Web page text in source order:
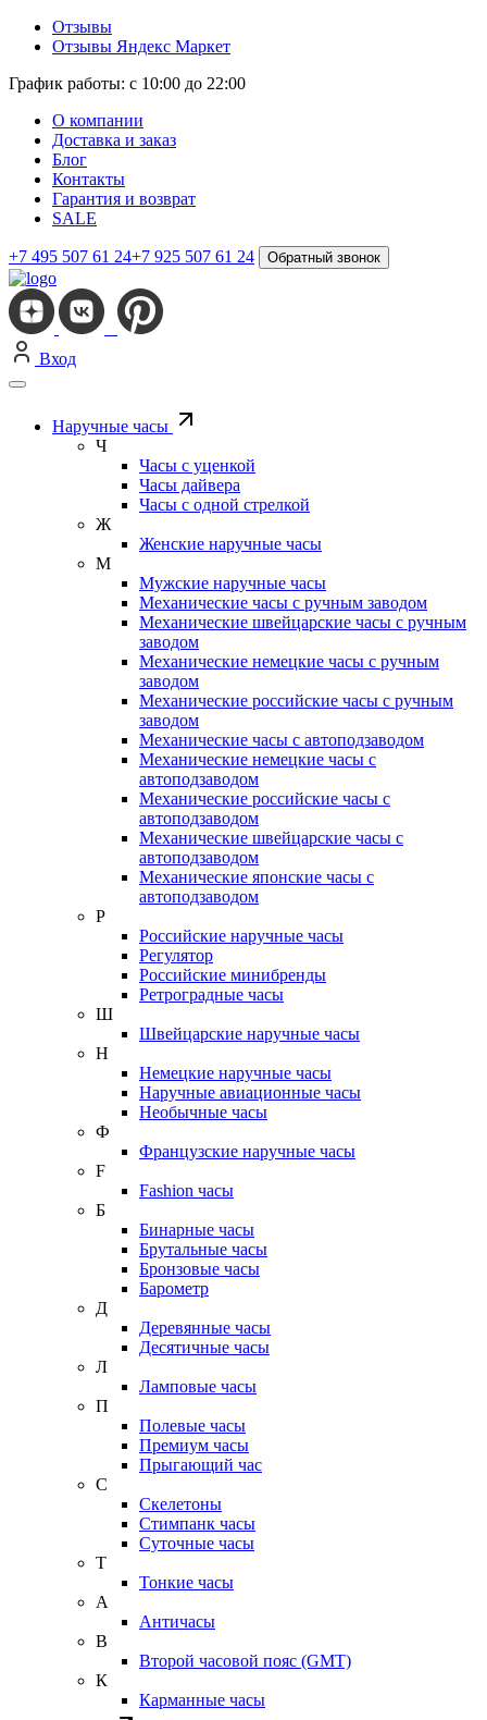
Отзывы
Отзывы Яндекс Маркет
График работы: с 10:00 до 22:00
О компании
Доставка и заказ
Блог
Контакты
Гарантия и возврат
SALE
+7 495 507 61 24+7 925 507 61 24 Обратный звонок
Вход
Наручные часы
Ч
Часы с уценкой
Часы дайвера
Часы с одной стрелкой
Ж
Женские наручные часы
М
Мужские наручные часы
Механические часы с ручным заводом
Механические швейцарские часы с ручным
заводом
Механические немецкие часы с ручным
заводом
Механические российские часы с ручным
заводом
Механические часы с автоподзаводом
Механические немецкие часы с
автоподзаводом
Механические российские часы с
автоподзаводом
Механические швейцарские часы с
автоподзаводом
Механические японские часы с
автоподзаводом
Р
Российские наручные часы
Регулятор
Российские минибренды
Ретроградные часы
Ш
Швейцарские наручные часы
Н
Немецкие наручные часы
Наручные авиационные часы
Необычные часы
Ф
Французские наручные часы
F
Fashion часы
Б
Бинарные часы
Брутальные часы
Бронзовые часы
Барометр
Д
Деревянные часы
Десятичные часы
Л
Ламповые часы
П
Полевые часы
Премиум часы
Прыгающий час
С
Скелетоны
Стимпанк часы
Суточные часы
Т
Тонкие часы
А
Античасы
В
Второй часовой пояс (GMT)
К
Карманные часы